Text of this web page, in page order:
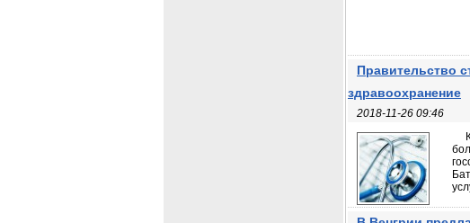
Правительство
здравоохранение
2018-11-26 09:46